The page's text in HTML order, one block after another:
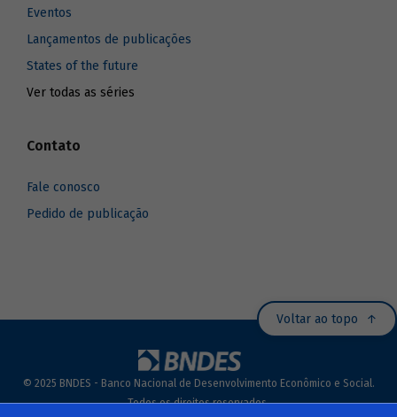
Eventos
Lançamentos de publicações
States of the future
Ver todas as séries
Contato
Fale conosco
Pedido de publicação
Voltar ao topo
© 2025 BNDES - Banco Nacional de Desenvolvimento Econômico e Social.
Todos os direitos reservados.